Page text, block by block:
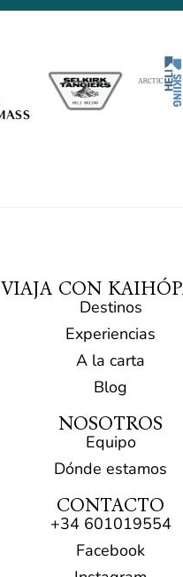
VIAJA CON
Destinos
Experiencias
A la carta
Blog
NOSOTROS
Equipo
Dónde estamos
CONTACTO
+34 601019554​
Facebook